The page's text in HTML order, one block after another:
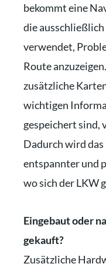
bekommt eine
die
verwendet,
Route
zusätzliche
wichtigen
gespeichert sind,
Dadurch wird das
entspannter und
wo sich der LKW
Eingebaut oder
gekauft?
Zusätzliche